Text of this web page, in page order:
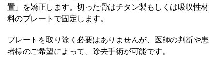
置」を矯正します。切った骨はチタン製もしくは吸収性材
料のプレートで固定します。
プレートを取り除く必要はありませんが、医師の判断や患
者様のご希望によって、除去手術が可能です。